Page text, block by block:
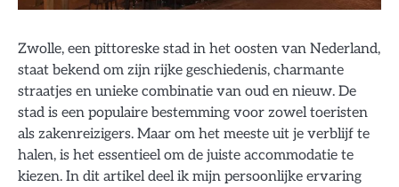
Zwolle, een pittoreske stad in het oosten van Nederland,
staat bekend om zijn rijke geschiedenis, charmante
straatjes en unieke combinatie van oud en nieuw. De
stad is een populaire bestemming voor zowel toeristen
als zakenreizigers. Maar om het meeste uit je verblijf te
halen, is het essentieel om de juiste accommodatie te
kiezen. In dit artikel deel ik mijn persoonlijke ervaring